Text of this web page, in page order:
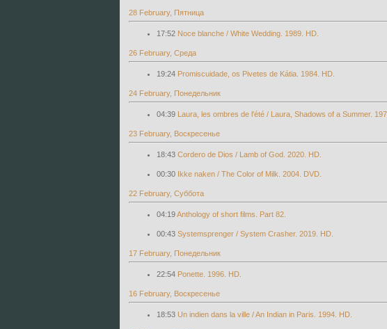
28 February, Пятница
17:52 Noce blanche / White Wedding. 1989. HD.
26 February, Среда
19:24 Promiscuidade, os Pivetes de Kátia. 1984. HD.
24 February, Понедельник
04:39 Laura, les ombres de l'été / Laura, Shadows of a Summer.
23 February, Воскресенье
18:43 Cordero de Dios / Lamb of God. 2020. HD.
00:30 Ikke naken / The Color of Milk. 2004. DVD.
22 February, Суббота
04:19Anthology of short films. Part 82.
00:43 Systemsprenger / System Crasher. 2019. HD.
17 February, Понедельник
22:54 Ponette. 1996. HD.
16 February, Воскресенье
18:53 Un indien dans la ville / An Indian in Paris. 1994. HD.